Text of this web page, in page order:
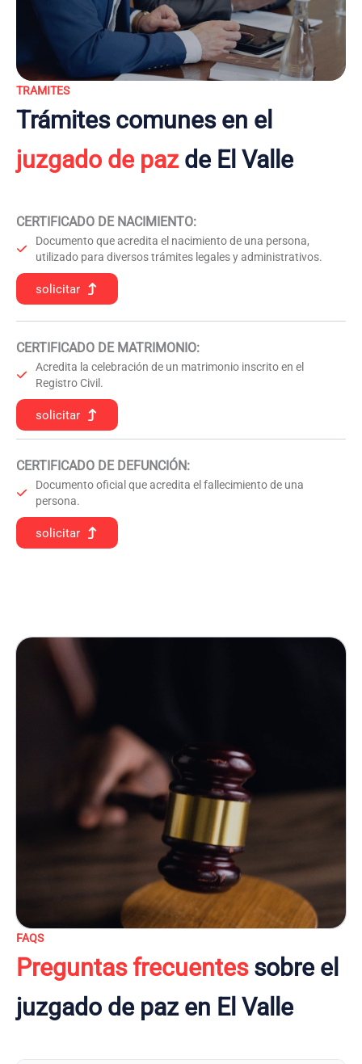
TRAMITES
Trámites comunes en el
juzgado de pazde El Valle
CERTIFICADO DE NACIMIENTO:
Documento que acredita el nacimiento de una persona,
utilizado para diversos trámites legales y administrativos.
solicitar
CERTIFICADO DE MATRIMONIO:
Acredita la celebración de un matrimonio inscrito en el
Registro Civil.
solicitar
CERTIFICADO DE DEFUNCIÓN:
Documento oficial que acredita el fallecimiento de una
persona.
solicitar
FAQS
Preguntas frecuentessobre el
juzgado de paz en El Valle